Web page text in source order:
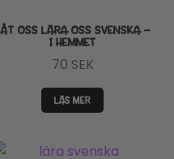
OSS LÄRA OSS SVENSKA –
I HEMMET
70 SEK
LÄS MER